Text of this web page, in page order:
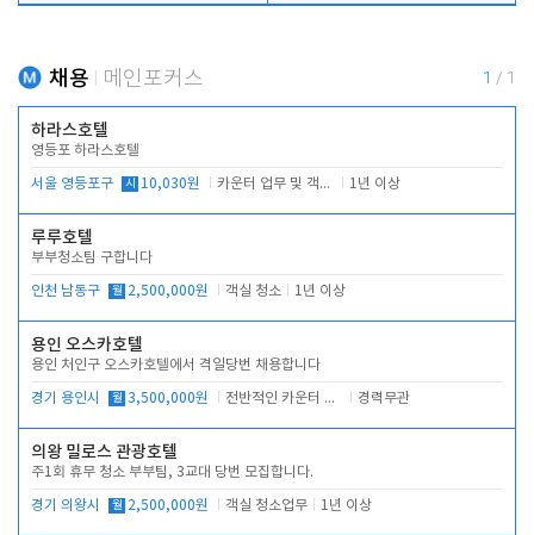
채용 메인포커스 1 / 1
하라스호텔
영등포 하라스호텔
서울 영등포구 시 10,030원 카운터 업무 및 객실관리(청소상태 확인, 객실판매) 1년 이상
루루호텔
부부청소팀 구합니다
인천 남동구 월 2,500,000원 객실 청소 1년 이상
용인 오스카호텔
용인 처인구 오스카호텔에서 격일당번 채용합니다
경기 용인시 월 3,500,000원 전반적인 카운터 업무 경력무관
의왕 밀로스 관광호텔
주1회 휴무 청소 부부팀, 3교대 당번 모집합니다.
경기 의왕시 월 2,500,000원 객실 청소업무 1년 이상